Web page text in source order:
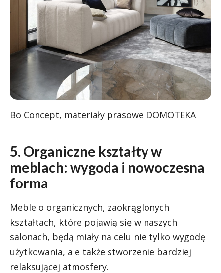
Bo Concept, materiały prasowe DOMOTEKA
5. Organiczne kształty w
meblach: wygoda i nowoczesna
forma
Meble o organicznych, zaokrąglonych
kształtach, które pojawią się w naszych
salonach, będą miały na celu nie tylko wygodę
użytkowania, ale także stworzenie bardziej
relaksującej atmosfery.